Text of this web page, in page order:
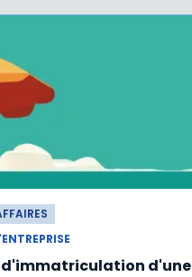
d'immatriculation d'une